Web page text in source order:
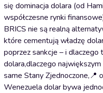
się dominacja dolara (od
współczesne rynki
BRICS nie są realną
które cementują władzę
poprzez sankcje – i
dolara,dlaczego
same Stany Zjednoczone,📍
Wenezuela dolar bywa